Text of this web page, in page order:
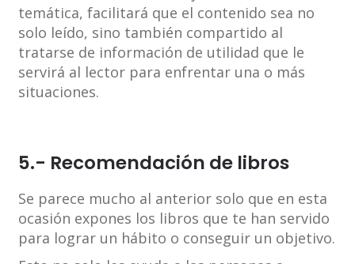
temática, facilitará que el contenido sea no
solo leído, sino también compartido al
tratarse de información de utilidad que le
servirá al lector para enfrentar una o más
situaciones.
5.- Recomendación de libros
Se parece mucho al anterior solo que en esta
ocasión expones los libros que te han servido
para lograr un hábito o conseguir un objetivo.